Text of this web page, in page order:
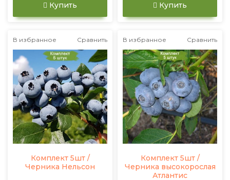
Купить Купить
В избранное Сравнить
Комплект 5шт /
Черника Нельсон
В избранное Сравнить
Комплект 5шт /
Черника высокорослая
Атлантис